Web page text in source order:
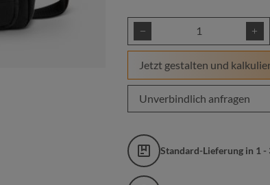
Produkt Anzahl:
Jetzt gestalten und
Unverbindlich anfragen
Standard-Lieferung in 1 -